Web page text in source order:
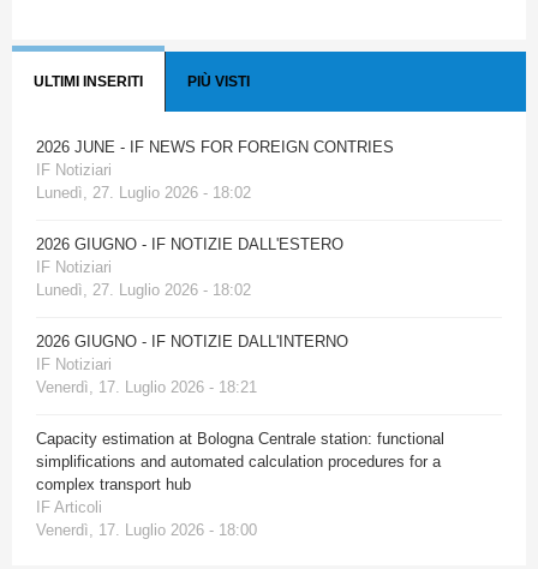
ULTIMI INSERITI PIÙ VISTI
2026 JUNE - IF NEWS FOR FOREIGN CONTRIES
IF Notiziari
Lunedì, 27. Luglio 2026 - 18:02
2026 GIUGNO - IF NOTIZIE DALL'ESTERO
IF Notiziari
Lunedì, 27. Luglio 2026 - 18:02
2026 GIUGNO - IF NOTIZIE DALL'INTERNO
IF Notiziari
Venerdì, 17. Luglio 2026 - 18:21
Capacity estimation at Bologna Centrale station: functional
simplifications and automated calculation procedures for a
complex transport hub
IF Articoli
Venerdì, 17. Luglio 2026 - 18:00